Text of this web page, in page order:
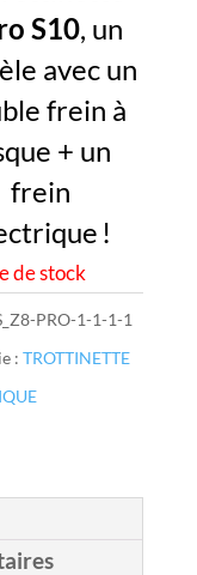
est :
999,00 €.
S10, un
avec un
frein à
+ un
frein
!
de stock
PRO-1-1-1-1
:TROTTINETTE